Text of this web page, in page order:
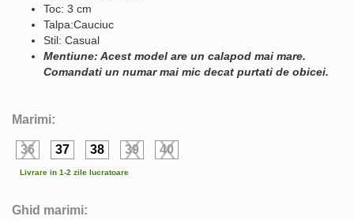
Toc: 3 cm
Talpa:Cauciuc
Stil: Casual
Mentiune: Acest model are un calapod mai mare.
Comandati un numar mai mic decat purtati de obicei.
Marimi:
36 37 38 39 40
Livrare in 1-2 zile lucratoare
Ghid marimi: